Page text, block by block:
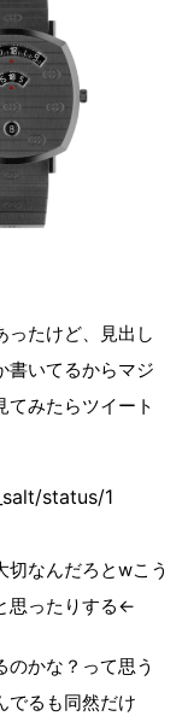
ったけど、見出し
書いてるからマジ
てみたらツイート
status/1
切なんだろとwこう
思ったりする←
かな？って思う
でるも同然だけ